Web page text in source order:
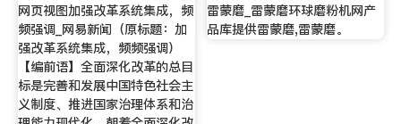
网页视图加强改革系统集成，频
频强调_网易新闻（原标题：加
强改革系统集成，频频强调）
【编前语】全面深化改革的总目
标是完善和发展中国特色社会主
义制度、推进国家治理体系和治
雷蒙磨_雷蒙磨环球磨粉机网产
品库提供雷蒙磨,雷蒙磨。